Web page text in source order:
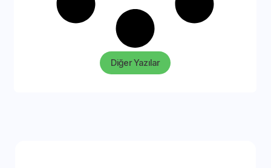
Diğer Yazılar